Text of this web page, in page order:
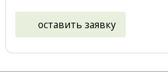
оставить заявку